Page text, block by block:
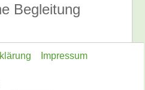
Begleitung
Impressum